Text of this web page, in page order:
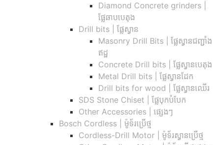
Diamond Concrete grinders |
ផ្លែឆាបបេតុង
Drill bits |​ ផ្លែស្វាន
Masonry Drill Bits |​ ផ្លែស្វានជញ្ជាំង
ឥដ្ឋ
Concrete Drill bits |​ ផ្លែស្វានបេតុង
Metal Drill bits |​ ផ្លែស្វានដែក
Drill bits for wood |​ ផ្លែស្វានឈើរ
SDS Stone Chiset |​ ផ្លែបុកបំបែក
Other Accessories | ផ្សេងៗ
Bosch Cordless | ម៉ូទ័រប្រើថ្ម
Cordless-Drill Motor | ម៉ូទ័រស្វានប្រើថ្ម